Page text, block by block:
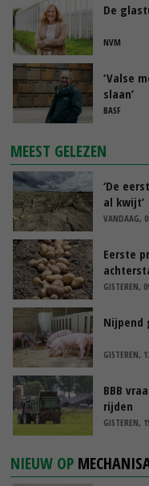
De
NVM
‘Valse
slaan’
BASF
MEEST GELEZEN
‘De
al kwijt’
VANDAAG,
Eerste
GISTEREN,
Nijpend
GISTEREN,
BBB
rijden
GISTEREN,
NIEUW OP